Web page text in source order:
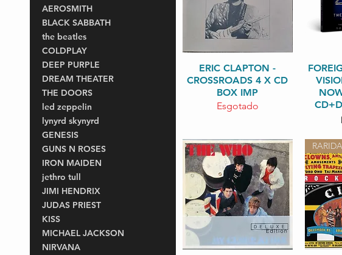
AEROSMITH
BLACK SABBATH
the beatles
COLDPLAY
DEEP PURPLE
DREAM THEATER
THE DOORS
led zeppelin
lynyrd skynyrd
GENESIS
GUNS N ROSES
IRON MAIDEN
jethro tull
JIMI HENDRIX
JUDAS PRIEST
KISS
MICHAEL JACKSON
NIRVANA
Visualização rápida
ERIC CLAPTON -
CROSSROADS 4 X CD
BOX IMP
Esgotado